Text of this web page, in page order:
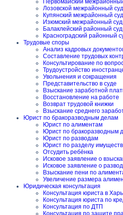
Первомайский
Лозовской межрайонный
Купянский межрайонный
Изюмский межрайонный суд
Балаклейский районный
Красноградский районный
Трудовые споры
Анализ кадровых
Составление трудовых
Консультирование по
Трудоустройство
Увольнения и сокращения
Представительство в суде
Взыскание заработной
Восстановление на работе
Возврат трудовой книжки
Взыскание среднего
Юрист по бракоразводным делам
Юрист по алиментам
Юрист по бракоразводным
Юрист по разводам
Юрист по разделу
Отсудить ребёнка
Исковое заявление о
Исковое заявление о
Взыскание пени по
Увеличение размера
Юридическая консультация
Консультация юриста в
Консультация юриста по
Консультация по ДТП
Консультация по защите